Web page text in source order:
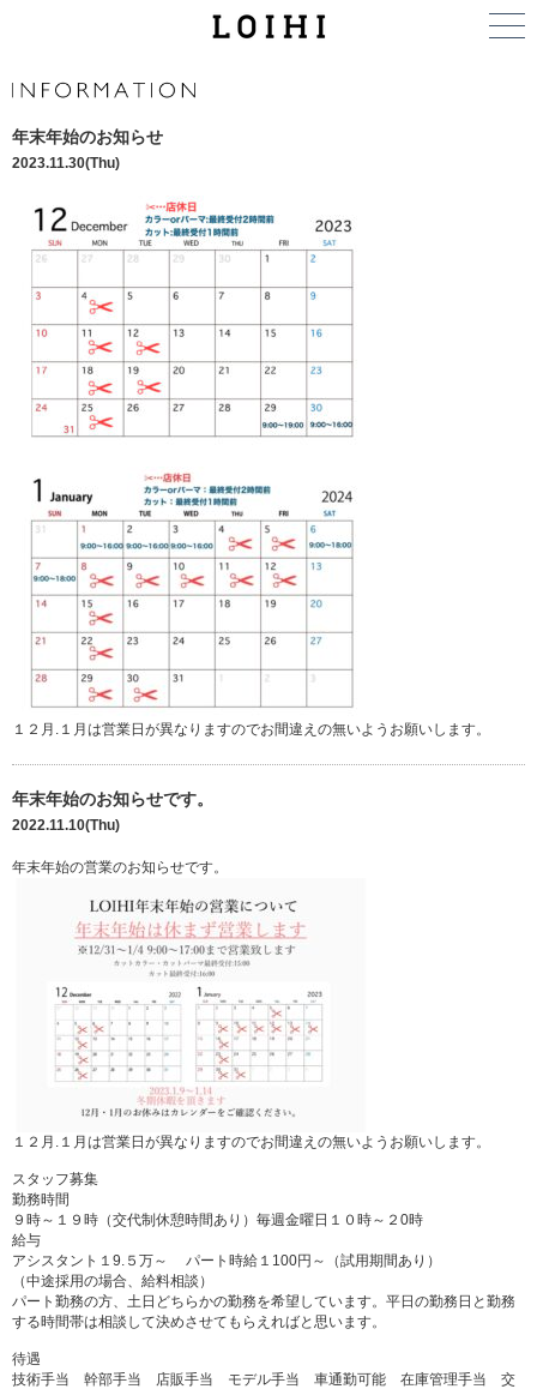
年末年始のお知らせ
2023.11.30(Thu)
１２月.１月は営業日が異なりますのでお間違えの無いようお願いします。
年末年始のお知らせです。
2022.11.10(Thu)
年末年始の営業のお知らせです。
１２月.１月は営業日が異なりますのでお間違えの無いようお願いします。
スタッフ募集
勤務時間
９時～１９時（交代制休憩時間あり）毎週金曜日１０時～２0時
給与
アシスタント１9.５万～ パート時給１100円～（試用期間あり）
（中途採用の場合、給料相談）
パート勤務の方、土日どちらかの勤務を希望しています。平日の勤務日と勤務
する時間帯は相談して決めさせてもらえればと思います。
待遇
技術手当 幹部手当 店販手当 モデル手当 車通勤可能 在庫管理手当 交